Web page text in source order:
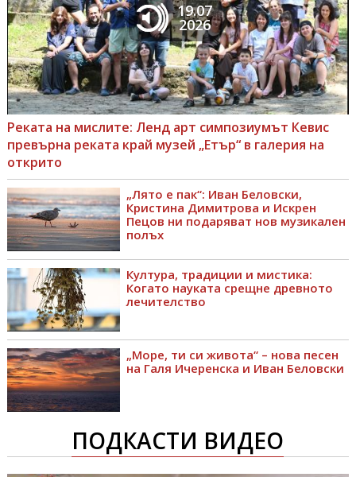
19.07
2026
Реката на мислите: Ленд арт симпозиумът Кевис
превърна реката край музей „Етър“ в галерия на
открито
„Лято е пак“: Иван Беловски,
Кристина Димитрова и Искрен
Пецов ни подаряват нов музикален
полъх
Култура, традиции и мистика:
Когато науката срещне древното
лечителство
„Море, ти си живота“ – нова песен
на Галя Ичеренска и Иван Беловски
ПОДКАСТИ ВИДЕО